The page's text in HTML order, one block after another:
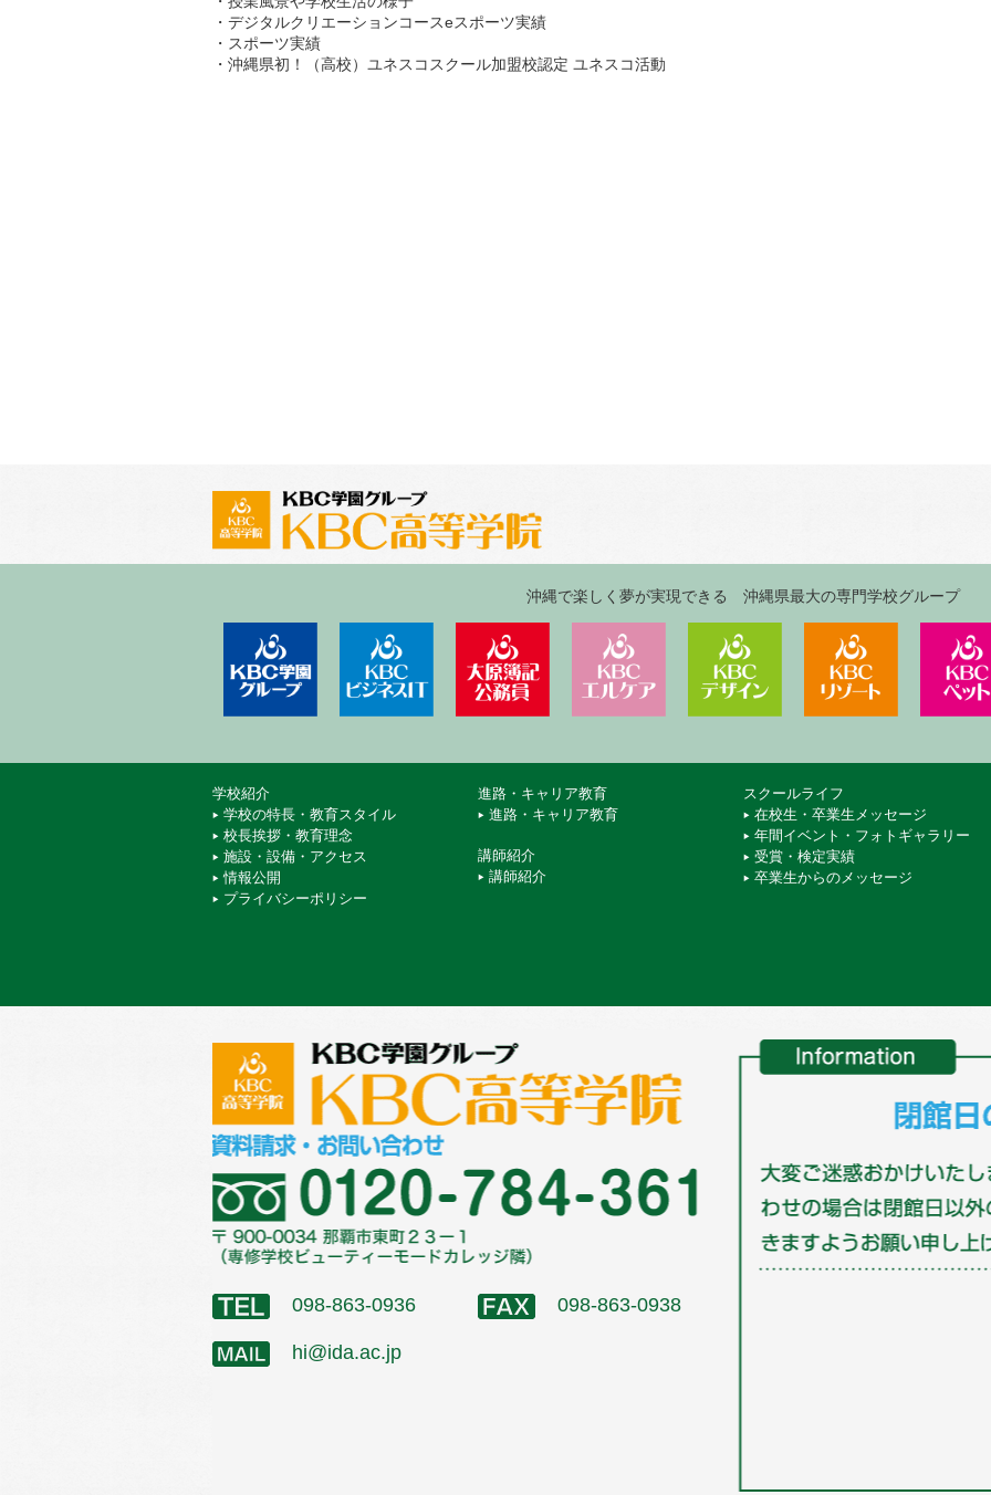
・ デジタルクリエーションコースeスポーツ実績
・ スポーツ実績
・沖縄県初！（高校）ユネスコスクール加盟校認定 ユネスコ活動
沖縄で楽しく夢が実現できる 沖縄県最大の専門学校グループ
学校法人 KBC学園KBCビジネス＆IT専門学校KBC沖縄大原簿記公務員専門学校
KBCエルケア医療保育専門学校
KBCデザイン＆アート専
KBCリゾ
学校紹介
学校の特長・教育スタイル
校長挨拶・教育理念
施設・設備・アクセス
情報公開
プライバシーポリシー
進路・キャリア教育
進路・キャリア教育
講師紹介
講師紹介
スクールライフ
在校生・卒業生メッセージ
年間イベント・フォトギャラリー
受賞・検定実績
卒業生からのメッセージ
098-863-0936 098-863-0938
hi@ida.ac.jp